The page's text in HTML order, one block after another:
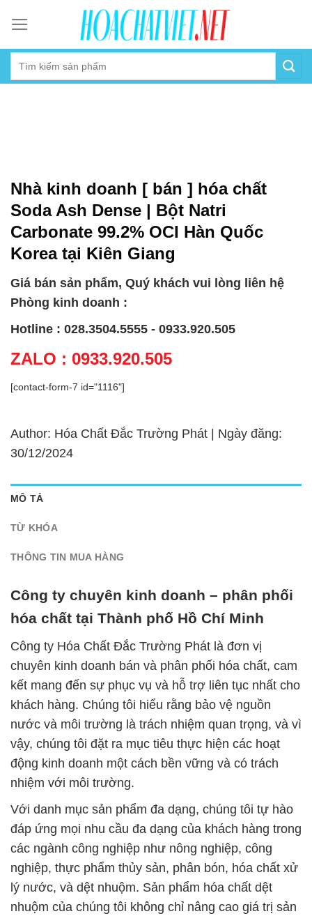
content
Nhà kinh doanh [ bán ] hóa chất
Soda Ash Dense | Bột Natri
Carbonate 99.2% OCI Hàn Quốc
Korea tại Kiên Giang
Giá bán sản phẩm, Quý khách vui lòng liên hệ
Phòng kinh doanh :
Hotline : 028.3504.5555 - 0933.920.505
ZALO : 0933.920.505
[contact-form-7 id="1116"]
Author: Hóa Chất Đắc Trường Phát | Ngày đăng:
30/12/2024
MÔ TẢ
TỪ KHÓA
THÔNG TIN MUA HÀNG
Công ty chuyên kinh doanh – phân phối
hóa chất tại Thành phố Hồ Chí Minh
Công ty Hóa Chất Đắc Trường Phát là đơn vị
chuyên kinh doanh bán và phân phối hóa chất, cam
kết mang đến sự phục vụ và hỗ trợ liên tục nhất cho
khách hàng. Chúng tôi hiểu rằng bảo vệ nguồn
nước và môi trường là trách nhiệm quan trọng, và vì
vậy, chúng tôi đặt ra mục tiêu thực hiện các hoạt
động kinh doanh một cách bền vững và có trách
nhiệm với môi trường.
Với danh mục sản phẩm đa dạng, chúng tôi tự hào
đáp ứng mọi nhu cầu đa dạng của khách hàng trong
các ngành công nghiệp như nông nghiệp, công
nghiệp, thực phẩm thủy sản, phân bón, hóa chất xử
lý nước, và dệt nhuộm. Sản phẩm hóa chất dệt
nhuộm của chúng tôi không chỉ nâng cao giá trị sản